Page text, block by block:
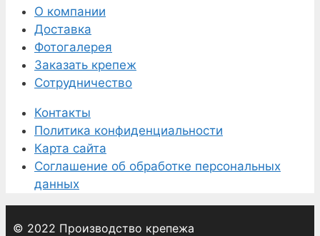
О компании
Доставка
Фотогалерея
Заказать крепеж
Сотрудничество
Контакты
Политика конфиденциальности
Карта сайта
Соглашение об обработке персональных
данных
© 2022 Производство крепежа